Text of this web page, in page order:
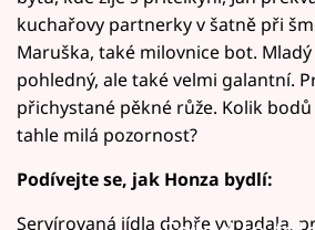
kuchařovy partnerky v šatně při
Maruška, také milovnice bot.
pohledný, ale také velmi galantní.
přichystané pěkné růže. Kolik
tahle milá pozornost?
Podívejte se, jak Honza bydlí:
Servírovaná jídla dobře vypadala,